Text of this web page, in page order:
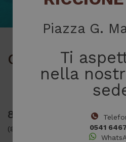
Crociera
8/15 Marzo 2027
(8 giorni – 7 notti)
Piazza G.
Ti
nella
0541